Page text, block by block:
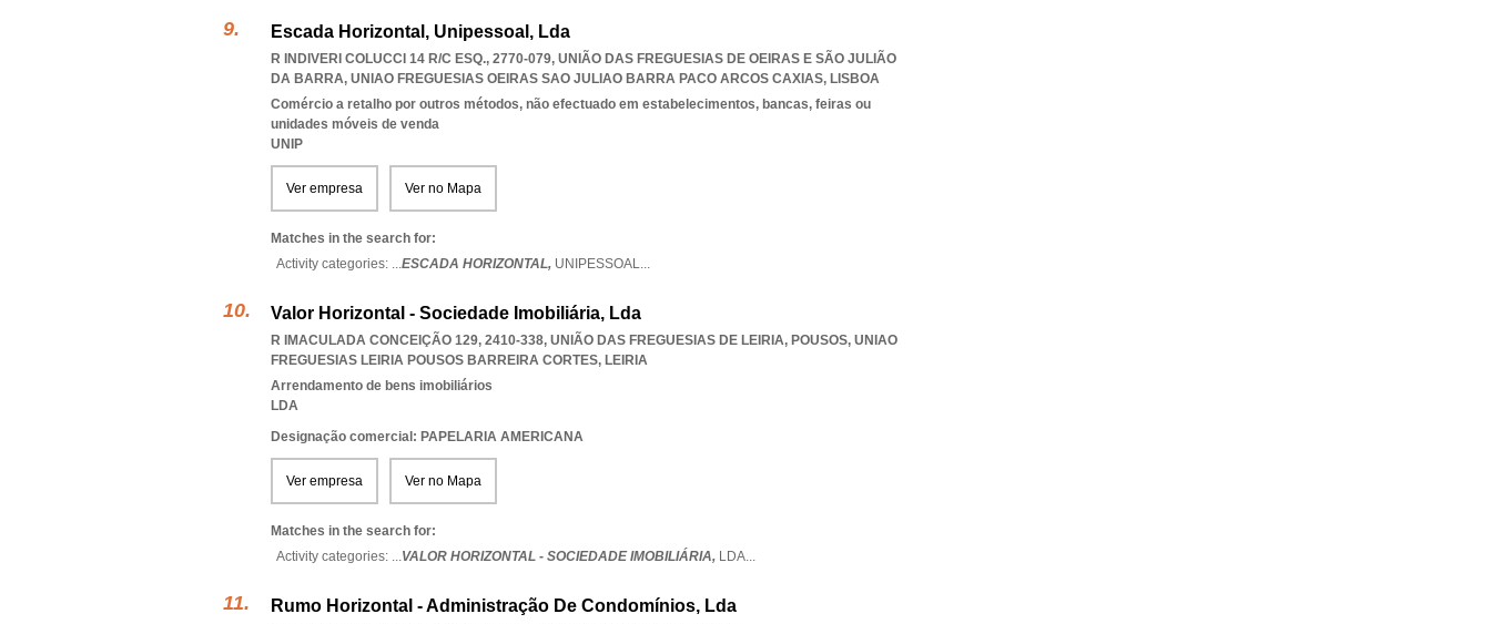
Escada Horizontal, Unipessoal, Lda
R INDIVERI COLUCCI 14 R/C ESQ., 2770-079, UNIÃO DAS FREGUESIAS DE OEIRAS E SÃO JULIÃO
DA BARRA, UNIAO FREGUESIAS OEIRAS SAO JULIAO BARRA PACO ARCOS CAXIAS, LISBOA
Comércio a retalho por outros métodos, não efectuado em estabelecimentos, bancas, feiras ou
unidades móveis de venda
UNIP
Ver empresa Ver no Mapa
Matches in the search for:
Activity categories: ...ESCADA HORIZONTAL, UNIPESSOAL...
Valor Horizontal - Sociedade Imobiliária, Lda
R IMACULADA CONCEIÇÃO 129, 2410-338, UNIÃO DAS FREGUESIAS DE LEIRIA, POUSOS, UNIAO
FREGUESIAS LEIRIA POUSOS BARREIRA CORTES, LEIRIA
Arrendamento de bens imobiliários
LDA
Designação comercial: PAPELARIA AMERICANA
Ver empresa Ver no Mapa
Matches in the search for:
Activity categories: ...VALOR HORIZONTAL - SOCIEDADE IMOBILIÁRIA, LDA...
Rumo Horizontal - Administração De Condomínios, Lda